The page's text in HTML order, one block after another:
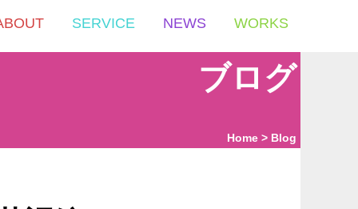
SERVICE NEWS WORKS
ブログ
Home Blog